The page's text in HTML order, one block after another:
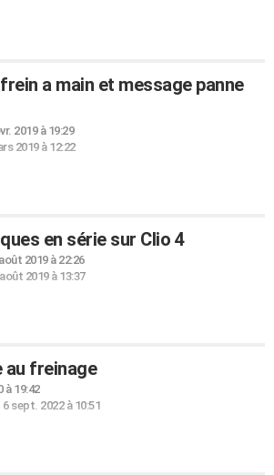
a main et message panne
2019 à 19:29
2019 à 12:22
en série sur Clio 4
2019 à 22:26
2019 à 13:37
au freinage
à 19:42
6 sept. 2022 à 10:51